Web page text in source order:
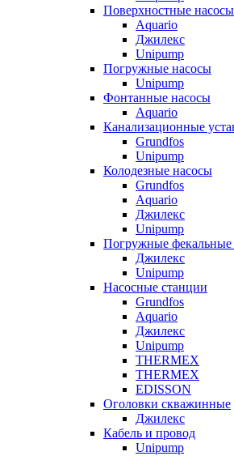
Поверхностные насосы
Aquario
Джилекс
Unipump
Погружные насосы
Unipump
Фонтанные насосы
Aquario
Канализационные
Grundfos
Unipump
Колодезные насосы
Grundfos
Aquario
Джилекс
Unipump
Погружные фекальные
Джилекс
Unipump
Насосные станции
Grundfos
Aquario
Джилекс
Unipump
THERMEX
THERMEX
EDISSON
Оголовки скважинные
Джилекс
Кабель и провод
Unipump